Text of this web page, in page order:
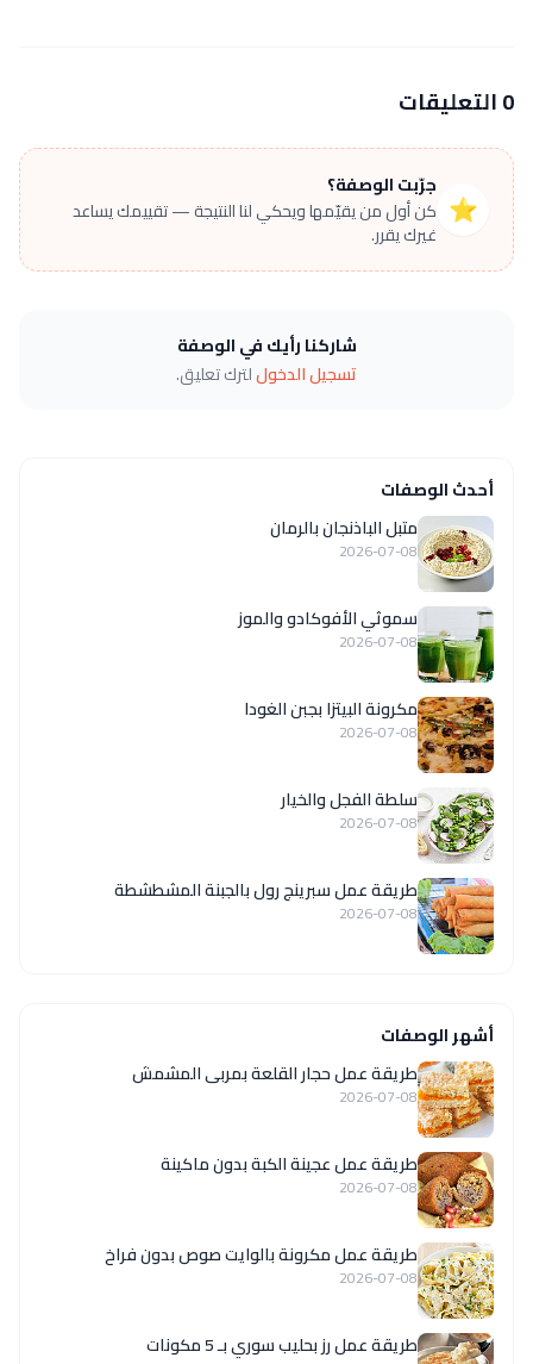
0 التعليقات
⭐
جرّبت الوصفة؟
كن أول من يقيّمها ويحكي لنا النتيجة — تقييمك يساعد
غيرك يقرر.
شاركنا رأيك في الوصفة
تسجيل الدخوللترك تعليق.
أحدث الوصفات
متبل الباذنجان بالرمان
2026-07-08
سموثي الأفوكادو والموز
2026-07-08
مكرونة البيتزا بجبن الغودا
2026-07-08
سلطة الفجل والخيار
2026-07-08
طريقة عمل سبرينج رول بالجبنة المشطشطة
2026-07-08
أشهر الوصفات
طريقة عمل حجار القلعة بمربى المشمش
2026-07-08
طريقة عمل عجينة الكبة بدون ماكينة
2026-07-08
طريقة عمل مكرونة بالوايت صوص بدون فراخ
2026-07-08
طريقة عمل رز بحليب سوري بـ 5 مكونات